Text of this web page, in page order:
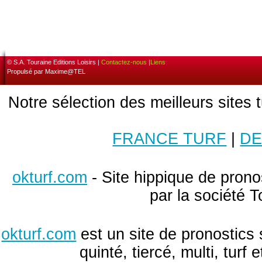
© S.A. Touraine Editions Loisirs | Contactez-nous |Liens
Propulsé par Maxime@TEL
Notre sélection des meilleurs sites
FRANCE TURF
okturf.com - Site hippique de
par la société
okturf.com est un site de pronostics
quinté, tiercé, multi, turf